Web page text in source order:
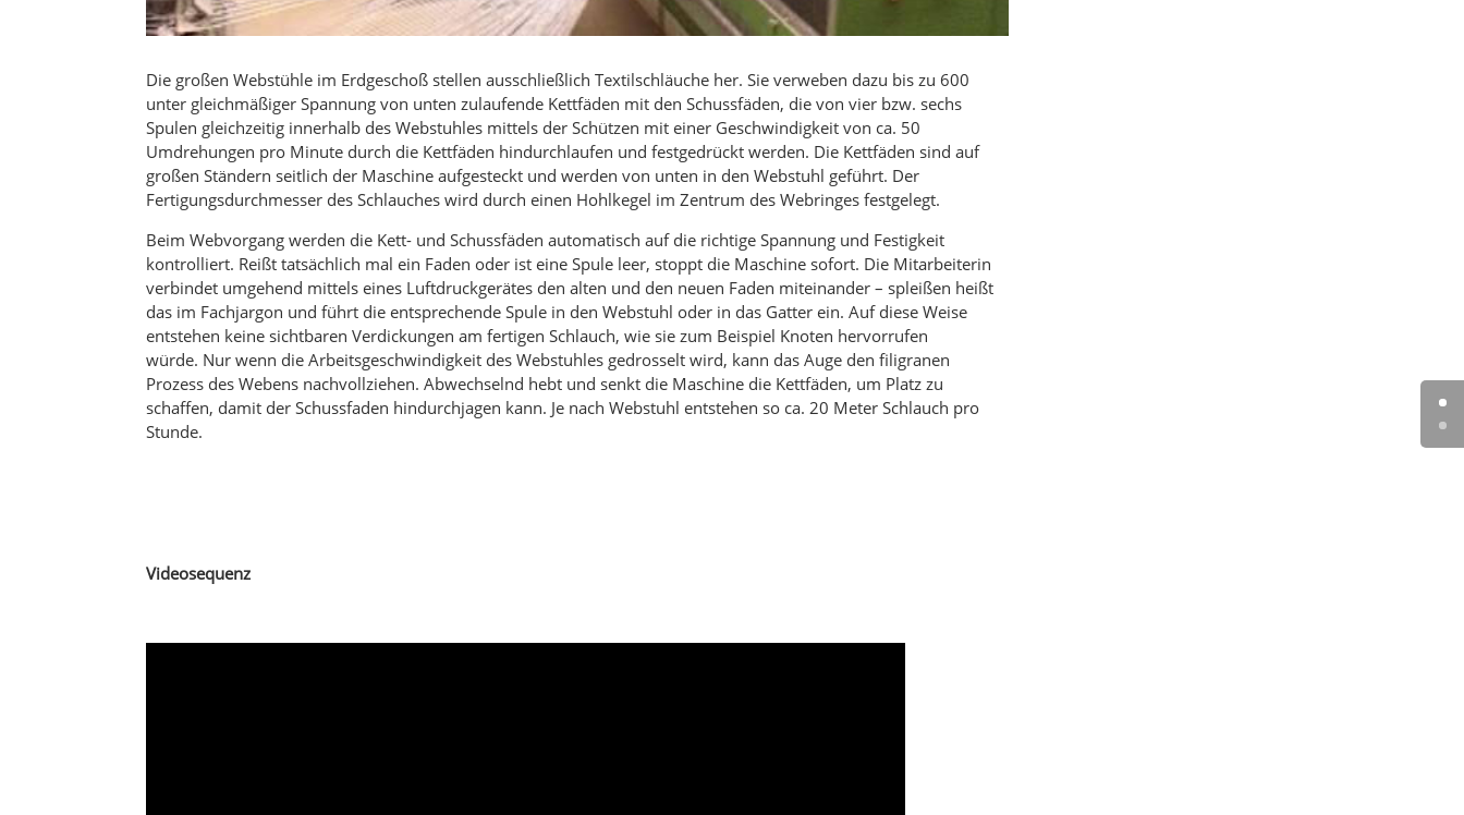
Die großen Webstühle im Erdgeschoß stellen ausschließlich Textilschläuche her. Sie verweben dazu bis zu 600
unter gleichmäßiger Spannung von unten zulaufende Kettfäden mit den Schussfäden, die von vier bzw. sechs
Spulen gleichzeitig innerhalb des Webstuhles mittels der Schützen mit einer Geschwindigkeit von ca. 50
Umdrehungen pro Minute durch die Kettfäden hindurchlaufen und festgedrückt werden. Die Kettfäden sind auf
großen Ständern seitlich der Maschine aufgesteckt und werden von unten in den Webstuhl geführt. Der
Fertigungsdurchmesser des Schlauches wird durch einen Hohlkegel im Zentrum des Webringes festgelegt.
Beim Webvorgang werden die Kett- und Schussfäden automatisch auf die richtige Spannung und Festigkeit
kontrolliert. Reißt tatsächlich mal ein Faden oder ist eine Spule leer, stoppt die Maschine sofort. Die Mitarbeiterin
verbindet umgehend mittels eines Luftdruckgerätes den alten und den neuen Faden miteinander – spleißen heißt
das im Fachjargon und führt die entsprechende Spule in den Webstuhl oder in das Gatter ein. Auf diese Weise
entstehen keine sichtbaren Verdickungen am fertigen Schlauch, wie sie zum Beispiel Knoten hervorrufen
würde. Nur wenn die Arbeitsgeschwindigkeit des Webstuhles gedrosselt wird, kann das Auge den filigranen
Prozess des Webens nachvollziehen. Abwechselnd hebt und senkt die Maschine die Kettfäden, um Platz zu
schaffen, damit der Schussfaden hindurchjagen kann. Je nach Webstuhl entstehen so ca. 20 Meter Schlauch pro
Stunde.
Videosequenz